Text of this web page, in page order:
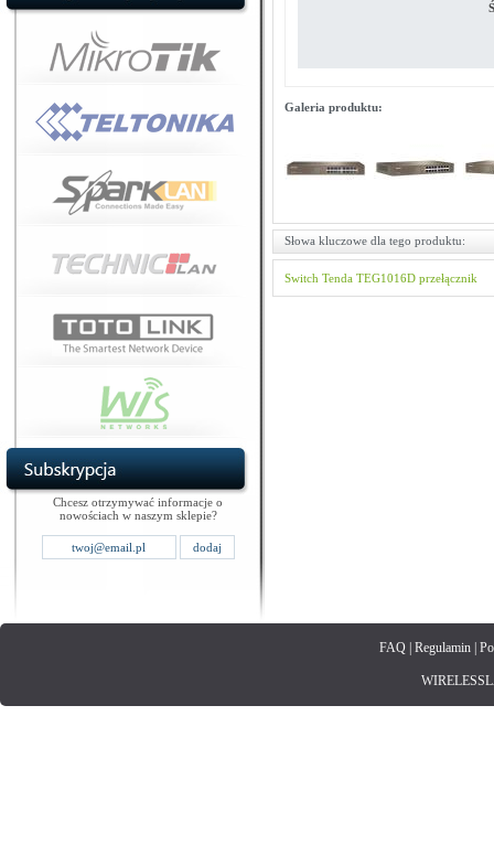
Chcesz otrzymywać informacje o
nowościach w naszym sklepie?
Galeria produktu:
Słowa kluczowe dla tego produktu:
Switch Tenda TEG1016D przełącznik
FAQ| Regulamin|